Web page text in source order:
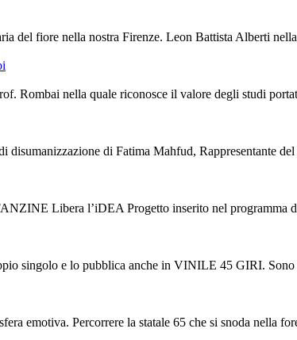
del fiore nella nostra Firenze. Leon Battista Alberti
Rombai nella quale riconosce il valore degli studi
di Fatima Mahfud, Rappresentante
Libera l’iDEA Progetto inserito nel programma di
e lo pubblica anche in VINILE 45 GIRI. Sono
emotiva. Percorrere la statale 65 che si snoda nella